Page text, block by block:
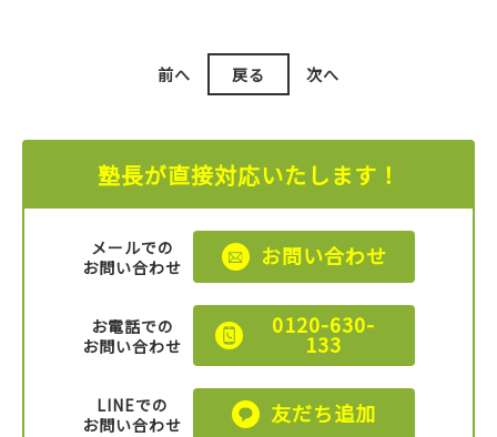
前へ 戻る 次へ
塾長が直接対応いたします！
メールでの
お問い合わせ
お問い合わせ
お電話での
お問い合わせ
0120-630-
133
LINEでの
お問い合わせ
友だち追加